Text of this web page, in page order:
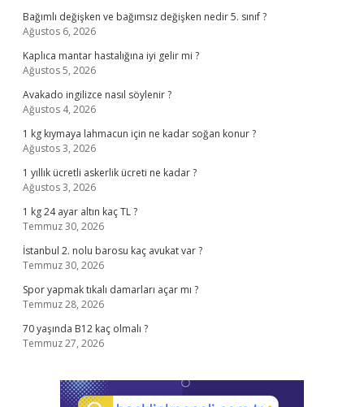
Bağımlı değişken ve bağımsız değişken nedir 5. sınıf ?
Ağustos 6, 2026
Kaplıca mantar hastalığına iyi gelir mi ?
Ağustos 5, 2026
Avakado ingilizce nasıl söylenir ?
Ağustos 4, 2026
1 kg kıymaya lahmacun için ne kadar soğan konur ?
Ağustos 3, 2026
1 yıllık ücretli askerlik ücreti ne kadar ?
Ağustos 3, 2026
1 kg 24 ayar altın kaç TL ?
Temmuz 30, 2026
İstanbul 2. nolu barosu kaç avukat var ?
Temmuz 30, 2026
Spor yapmak tıkalı damarları açar mı ?
Temmuz 28, 2026
70 yaşında B12 kaç olmalı ?
Temmuz 27, 2026